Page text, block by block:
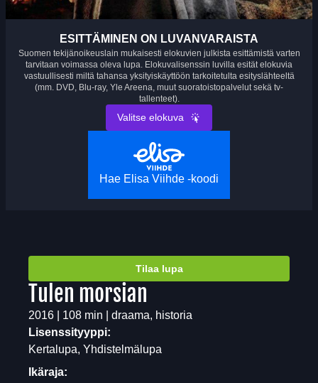
ESITTÄMINEN ON LUVANVARAISTA
Suomen tekijänoikeuslain mukaisesti elokuvien julkista esittämistä varten
tarvitaan voimassa oleva lupa. Elokuvalisenssin luvilla esität elokuvia
vastuullisesti miltä tahansa yksityiskäyttöön tarkoitetulta esityslähteeltä
(mm. DVD, Blu-ray, Yle Areena, muut suoratoistopalvelut sekä tv-
tallenteet).
Valitse elokuva
Hae Elisa Viihde -koodi
Tilaa lupa
Tulen morsian
2016 | 108 min | draama, historia
Lisenssityyppi:
Kertalupa, Yhdistelmälupa
Ikäraja: